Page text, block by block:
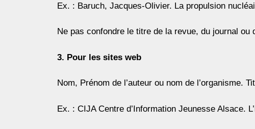
Ex. : Baruch, Jacques-Olivier. La propulsion
Ne pas confondre le titre de la revue, du journal ou
3. Pour les sites web
Nom, Prénom de l’auteur ou nom de
Ex. : CIJA Centre d’Information Jeunesse Alsace.